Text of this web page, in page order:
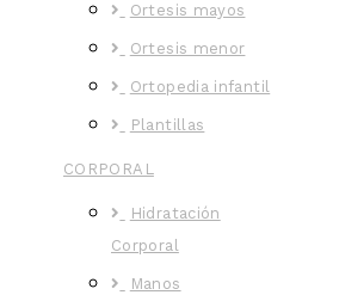
Ortesis mayos
Ortesis menor
Ortopedia infantil
Plantillas
CORPORAL
Hidratación
Corporal
Manos